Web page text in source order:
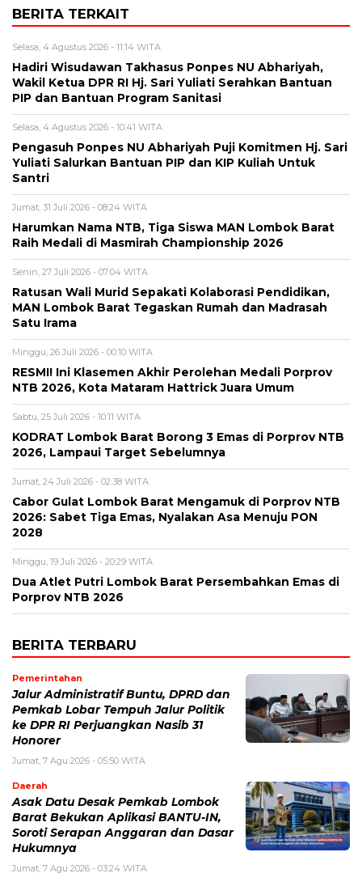
BERITA TERKAIT
Selasa, 4 Agustus 2026 - 11:14 WITA
Hadiri Wisudawan Takhasus Ponpes NU Abhariyah,
Wakil Ketua DPR RI Hj. Sari Yuliati Serahkan Bantuan
PIP dan Bantuan Program Sanitasi
Selasa, 4 Agustus 2026 - 10:41 WITA
Pengasuh Ponpes NU Abhariyah Puji Komitmen Hj. Sari
Yuliati Salurkan Bantuan PIP dan KIP Kuliah Untuk
Santri
Jumat, 31 Juli 2026 - 08:24 WITA
Harumkan Nama NTB, Tiga Siswa MAN Lombok Barat
Raih Medali di Masmirah Championship 2026
Senin, 27 Juli 2026 - 07:04 WITA
Ratusan Wali Murid Sepakati Kolaborasi Pendidikan,
MAN Lombok Barat Tegaskan Rumah dan Madrasah
Satu Irama
Minggu, 26 Juli 2026 - 00:10 WITA
RESMI! Ini Klasemen Akhir Perolehan Medali Porprov
NTB 2026, Kota Mataram Hattrick Juara Umum
Sabtu, 25 Juli 2026 - 10:11 WITA
KODRAT Lombok Barat Borong 3 Emas di Porprov NTB
2026, Lampaui Target Sebelumnya
Jumat, 24 Juli 2026 - 02:38 WITA
Cabor Gulat Lombok Barat Mengamuk di Porprov NTB
2026: Sabet Tiga Emas, Nyalakan Asa Menuju PON
2028
Minggu, 19 Juli 2026 - 20:29 WITA
Dua Atlet Putri Lombok Barat Persembahkan Emas di
Porprov NTB 2026
BERITA TERBARU
Pemerintahan
Jalur Administratif Buntu, DPRD dan
Pemkab Lobar Tempuh Jalur Politik
ke DPR RI Perjuangkan Nasib 31
Honorer
Jumat, 7 Agu 2026 - 05:50 WITA
Daerah
Asak Datu Desak Pemkab Lombok
Barat Bekukan Aplikasi BANTU-IN,
Soroti Serapan Anggaran dan Dasar
Hukumnya
Jumat, 7 Agu 2026 - 03:24 WITA